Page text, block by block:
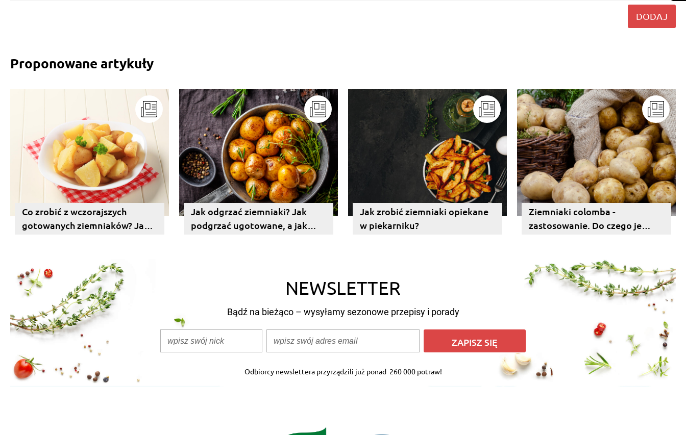
DODAJ
Proponowane artykuły
Co zrobić z wczorajszych
gotowanych ziemniaków? Jak
Jak odgrzać ziemniaki? Jak
podgrzać ugotowane, a jak
Jak zrobić ziemniaki opiekane
w piekarniku?
Ziemniaki colomba -
zastosowanie. Do czego je
NEWSLETTER
Bądź na bieżąco – wysyłamy sezonowe przepisy i porady
ZAPISZ SIĘ
Odbiorcy newslettera przyrządzili już ponad 260 000 potraw!